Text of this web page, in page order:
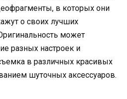
в которых они
о своих лучших
может
разных настроек и
в различных красивых
шуточных аксессуаров.